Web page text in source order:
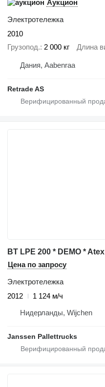
Аукцион
Электротележка
2010
Грузопод. 2 000 кг Длина
Дания, Aabenraa
Retrade AS
BT LPE 200 * DEMO *
Цена по запросу
Электротележка
2012
1 124 м/ч
Нидерланды, Wijchen
Janssen Pallettrucks